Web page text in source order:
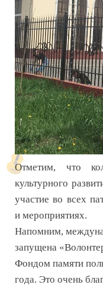
Отметим, что
культурного
участие во всех
и мероприятиях.
Напомним,
запущена
Фондом памяти
года. Это очень